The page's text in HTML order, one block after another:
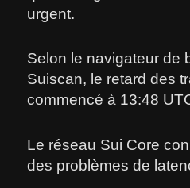
urgent.
Selon le navigateur de
Suiscan, le retard des
commencé à 13:48
Le réseau Sui Core
des problèmes de